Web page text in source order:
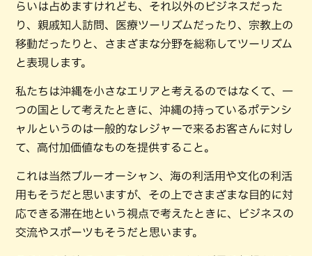
らいは占めますけれども、それ以外のビジネスだった
り、親戚知人訪問、医療ツーリズムだったり、宗教上の
移動だったりと、さまざまな分野を総称してツーリズム
と表現します。
私たちは沖縄を小さなエリアと考えるのではなくて、一
つの国として考えたときに、沖縄の持っているポテンシ
ャルというのは一般的なレジャーで来るお客さんに対し
て、高付加価値なものを提供すること。
これは当然ブルーオーシャン、海の利活用や文化の利活
用もそうだと思いますが、その上でさまざまな目的に対
応できる滞在地という視点で考えたときに、ビジネスの
交流やスポーツもそうだと思います。